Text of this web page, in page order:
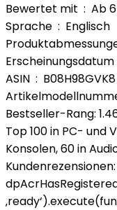
Bewertet
Sprache ‏ : ‎ Englisch
ASIN ‏ : ‎ B08H98GVK8
Bestseller-Rang:
Top 100 in PC- und
Konsolen, 60 in